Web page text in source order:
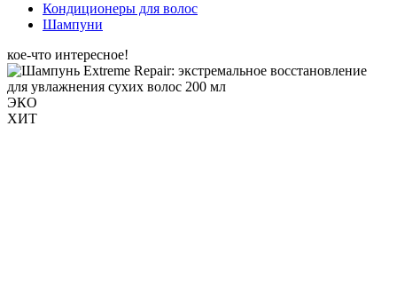
Кондиционеры для волос
Шампуни
кое-что интересное!
ЭКО
ХИТ